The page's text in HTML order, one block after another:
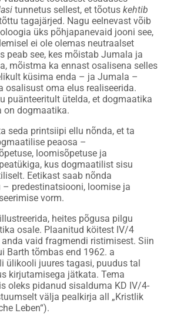
tunnetus sellest, et tõotus kehtib
tagajärjed. Nagu eelnevast võib
üks põhjapanevaid jooni see,
ei ole olemas neutraalset
peab see, kes mõistab Jumala ja
mõistma ka ennast osalisena selles
küsima enda – ja Jumala –
osalisust oma elus realiseerida.
puänteeritult ütelda, et dogmaatika
on dogmaatika.
seda printsiipi ellu nõnda, et ta
peaosa –
loomisõpetuse ja
kus dogmaatilist sisu
Eetikast saab nõnda
predestinatsiooni, loomise ja
vorm.
heites põgusa pilgu
osale. Plaanitud köitest IV/4
vaid fragmendi ristimisest. Siin
Barth tõmbas end 1962. a
ülikooli juures tagasi, puudus tal
kirjutamisega jätkata. Tema
oleks pidanud sisalduma KD IV/4-
välja pealkirja all „Kristlik
Leben“).